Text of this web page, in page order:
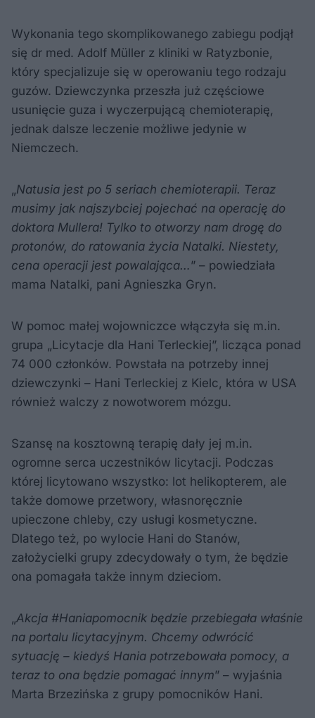
Wykonania tego skomplikowanego zabiegu podjął
się dr med. Adolf Müller z kliniki w Ratyzbonie,
który specjalizuje się w operowaniu tego rodzaju
guzów. Dziewczynka przeszła już częściowe
usunięcie guza i wyczerpującą chemioterapię,
jednak dalsze leczenie możliwe jedynie w
Niemczech.
Natusia jest po 5 seriach chemioterapii. Teraz
musimy jak najszybciej pojechać na operację do
doktora Mullera! Tylko to otworzy nam drogę do
protonów, do ratowania życia Natalki. Niestety,
cena operacji jest powalająca…” – powiedziała
mama Natalki, pani Agnieszka Gryn.
W pomoc małej wojowniczce włączyła się m.in.
grupa „Licytacje dla Hani Terleckiej”, licząca ponad
74 000 członków. Powstała na potrzeby innej
dziewczynki – Hani Terleckiej z Kielc, która w USA
również walczy z nowotworem mózgu.
Szansę na kosztowną terapię dały jej m.in.
ogromne serca uczestników licytacji. Podczas
której licytowano wszystko: lot helikopterem, ale
także domowe przetwory, własnoręcznie
upieczone chleby, czy usługi kosmetyczne.
Dlatego też, po wylocie Hani do Stanów,
założycielki grupy zdecydowały o tym, że będzie
ona pomagała także innym dzieciom.
Akcja #Haniapomocnik będzie przebiegała właśnie
na portalu licytacyjnym. Chcemy odwrócić
sytuację – kiedyś Hania potrzebowała pomocy, a
teraz to ona będzie pomagać innym” – wyjaśnia
Marta Brzezińska z grupy pomocników Hani.